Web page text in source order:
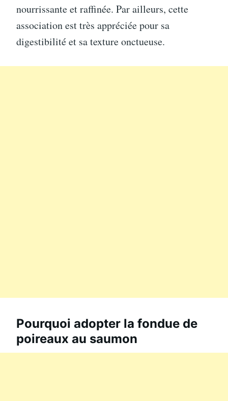
nourrissante et raffinée. Par ailleurs, cette
association est très appréciée pour sa
digestibilité et sa texture onctueuse.
Pourquoi adopter la fondue de
poireaux au saumon